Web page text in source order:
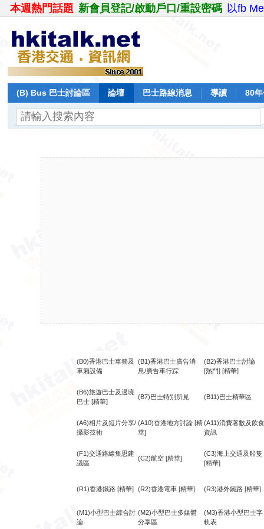
本週熱門話題 新會員登記/啟動戶口/重設密碼 以fb
(B) Bus 巴士討論區 論壇 巴士路線消息 導讀 80
(B0)香港巴士車務及
車廂設備
(B1)香港巴士廣告消
息/廣告車行踪
(B2)香港巴士討論
[熱門] [精華]
(B6)旅遊巴士及過境
巴士 [精華]
(B7)巴士特別所見 (B11)巴士精華區
(A6)相片及短片分享/
攝影技術
(A10)香港地方討論 [精
華]
(A11)消費著數及飲食
資訊
(F1)交通路線集思建
議區
(C2)航空 [精華]
(C3)海上交通及船隻
[精華]
(R1)香港鐵路 [精華] (R2)香港電車 [精華] (R3)港外鐵路 [精華]
(M1)小型巴士綜合討
論
(M2)小型巴士多媒體
分享區
(M3)香港小型巴士字
軌表